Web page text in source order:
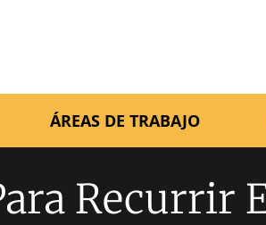
ÁREAS DE TRABAJO
Recurrir